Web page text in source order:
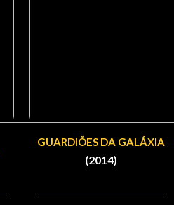
GUARDIÕES DA GALÁXIA
(2014)